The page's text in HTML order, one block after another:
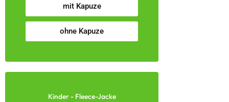
mit Kapuze
ohne Kapuze
Kinder - Fleece-Jacke